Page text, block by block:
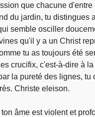
que chacune d'entre
du jardin, tu distingues
semble osciller
qu'il y a un Christ
tu as toujours été
crucifix, c'est-à-dire à
la pureté des lignes, tu
Christe eleison.
âme est violent et